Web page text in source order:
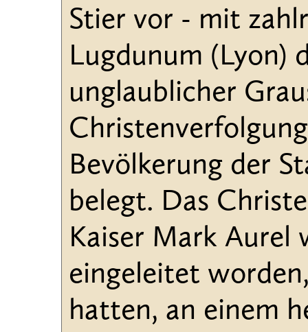
Stier vor - mit
Lugdunum (Lyon)
unglaublicher
Bevölkerung der
belegt. Das
Kaiser Mark
eingeleitet
hatten, an einem